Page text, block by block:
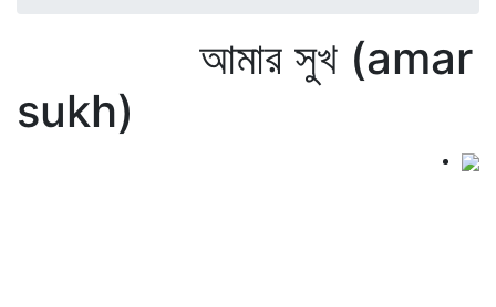
আমার সুখ (amar
sukh)